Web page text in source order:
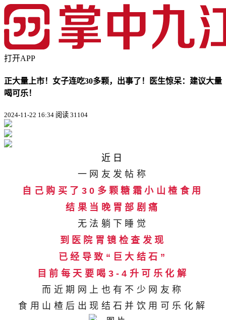
打开APP
正大量上市！女子连吃30多颗，出事了！医生惊呆：建议大量
喝可乐！
2024-11-22 16:34 阅读 31104
近日
一网友发帖称
自己购买了30多颗糖霜小山楂食用
结果当晚胃部剧痛
无法躺下睡觉
到医院胃镜检查发现
已经导致“巨大结石”
目前每天要喝3-4升可乐化解
而近期网上也有不少网友称
食用山楂后出现结石并饮用可乐化解